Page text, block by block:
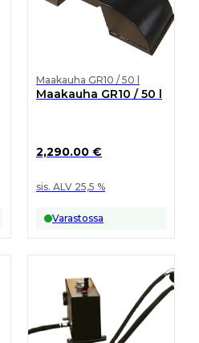
Maakauha GR10 / 50 l
Maakauha GR10 / 50 l
2,290.00 €
sis. ALV 25,5 %
Varastossa